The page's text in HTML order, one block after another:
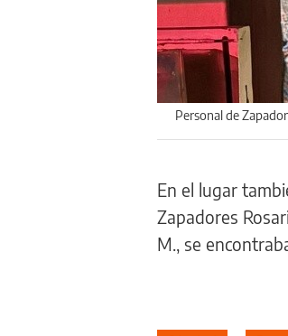
Personal de
En el lugar
Zapadores
M., se